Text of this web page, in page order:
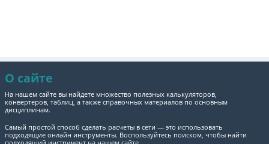
О сайте
На нашем сайте вы найдете множество полезных калькуляторов,
конвертеров, таблиц, а также справочных материалов по основным
дисциплинам.
Самый простой способ сделать расчеты в сети — это использовать
подходящие онлайн инструменты. Воспользуйтесь поиском, чтобы найти